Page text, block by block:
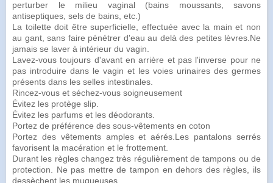
perturber le milieu vaginal (bains moussants, savons
antiseptiques, sels de bains, etc.)
La toilette doit être superficielle, effectuée avec la main et non
au gant, sans faire pénétrer d'eau au delà des petites lèvres.Ne
jamais se laver à intérieur du vagin.
Lavez-vous toujours d'avant en arrière et pas l'inverse pour ne
pas introduire dans le vagin et les voies urinaires des germes
présents dans les selles intestinales.
Rincez-vous et séchez-vous soigneusement
Évitez les protège slip.
Évitez les parfums et les déodorants.
Portez de préférence des sous-vêtements en coton
Portez des vêtements amples et aérés.Les pantalons serrés
favorisent la macération et le frottement.
Durant les règles changez très régulièrement de tampons ou de
protection. Ne pas mettre de tampon en dehors des règles, ils
dessèchent les muqueuses.